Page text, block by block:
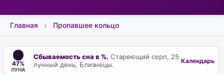
Главная Пропавшее кольцо
47%
ЛУНА
Сбываемость сна в %. Стареющий серп, 25
лунный день, Близнецы.
Календарь